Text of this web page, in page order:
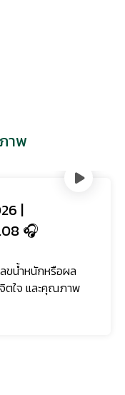
าพ
พร้อมรับมือช่วง
มีสิทธิ์ตายดี|
บบประคับประคอง ไม่ได้
ต่คือการดูแลทั้งร่างกาย